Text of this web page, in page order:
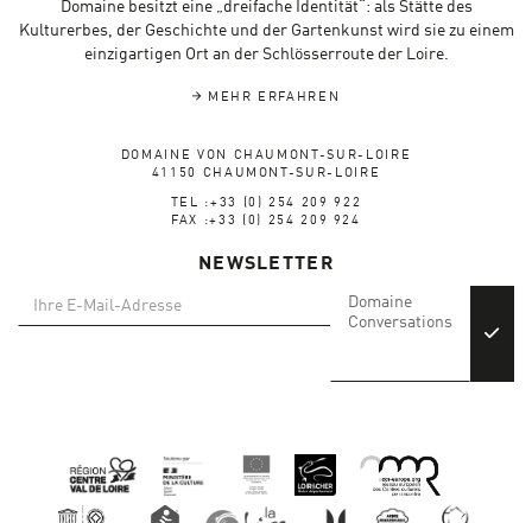
Domaine besitzt eine „dreifache Identität“: als Stätte des
Kulturerbes, der Geschichte und der Gartenkunst wird sie zu einem
einzigartigen Ort an der Schlösserroute der Loire.
MEHR ERFAHREN
DOMAINE VON CHAUMONT-SUR-LOIRE
41150 CHAUMONT-SUR-LOIRE
TEL :+33 (0) 254 209 922
FAX :+33 (0) 254 209 924
NEWSLETTER